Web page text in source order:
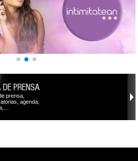
PRENSA
prensa,
agenda,